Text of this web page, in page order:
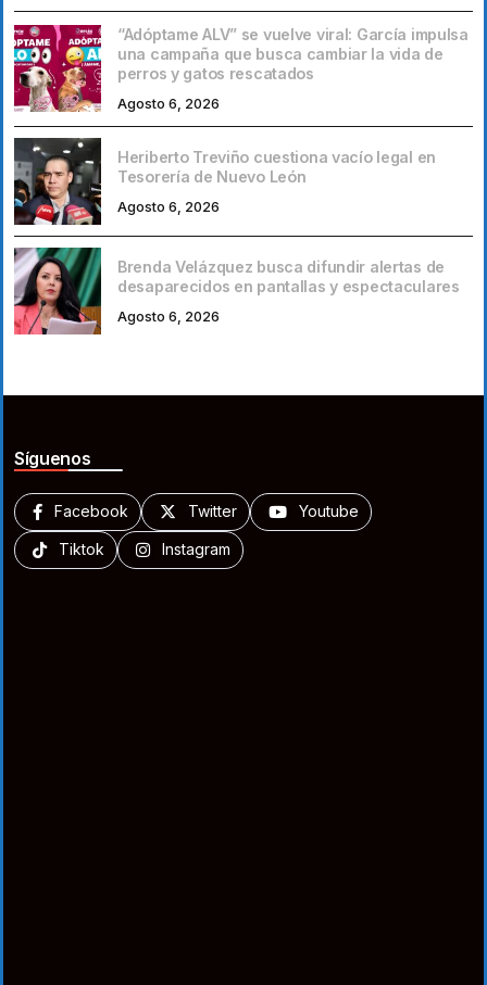
“Adóptame ALV” se vuelve viral: García impulsa
una campaña que busca cambiar la vida de
perros y gatos rescatados
Agosto 6, 2026
Heriberto Treviño cuestiona vacío legal en
Tesorería de Nuevo León
Agosto 6, 2026
Brenda Velázquez busca difundir alertas de
desaparecidos en pantallas y espectaculares
Agosto 6, 2026
Síguenos
Facebook Twitter Youtube
Tiktok Instagram